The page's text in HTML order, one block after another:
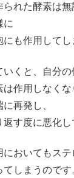
れた酵素は無
に
も作用してし
くと、自分
作用しなくな
再発し、
返す度に悪化
おいてもステ
しまうのです。